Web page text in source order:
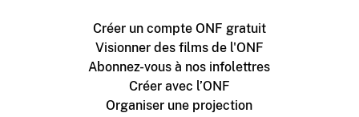
Créer un compte ONF gratuit
Visionner des films de l'ONF
Abonnez-vous à nos infolettres
Créer avec l’ONF
Organiser une projection